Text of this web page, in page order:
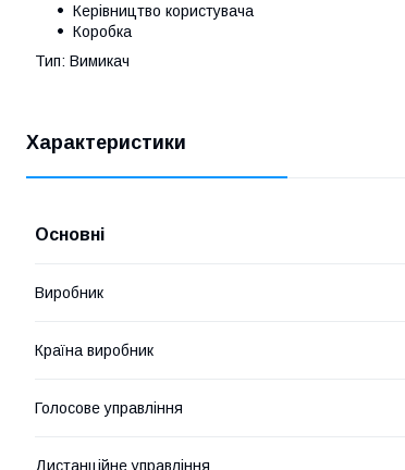
Керівництво користувача
Коробка
Тип: Вимикач
Характеристики
Основні
Виробник
Країна виробник
Голосове управління
Дистанційне управління